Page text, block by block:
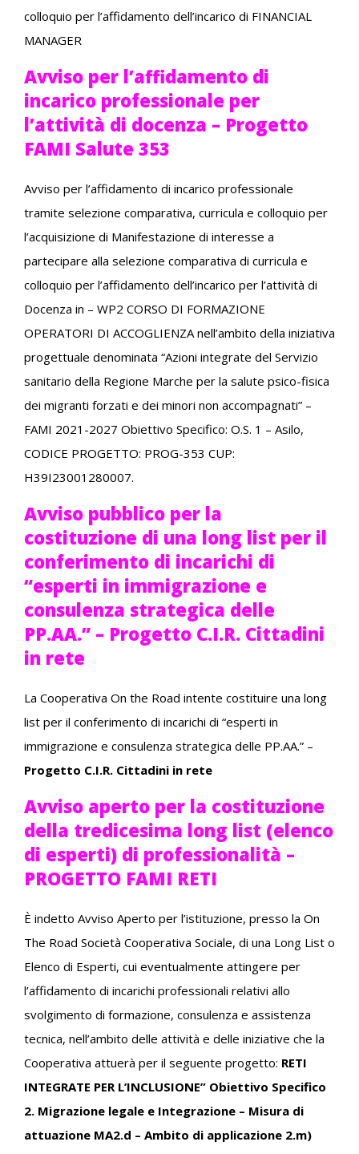
colloquio per l’affidamento dell’incarico di FINANCIAL
MANAGER
Avviso per l’affidamento di
incarico professionale per
l’attività di docenza – Progetto
FAMI Salute 353
Avviso per l’affidamento di incarico professionale
tramite selezione comparativa, curricula e colloquio per
l’acquisizione di Manifestazione di interesse a
partecipare alla selezione comparativa di curricula e
colloquio per l’affidamento dell’incarico per l’attività di
Docenza in – WP2 CORSO DI FORMAZIONE
OPERATORI DI ACCOGLIENZAnell’ambito della iniziativa
progettuale denominata “Azioni integrate del Servizio
sanitario della Regione Marche per la salute psico-fisica
dei migranti forzati e dei minori non accompagnati” –
FAMI 2021-2027 Obiettivo Specifico: O.S. 1 – Asilo,
CODICE PROGETTO: PROG-353 CUP:
H39I23001280007.
Avviso pubblico per la
costituzione di una long list per il
conferimento di incarichi di
“esperti in immigrazione e
consulenza strategica delle
PP.AA.” – Progetto C.I.R. Cittadini
in rete
La Cooperativa On the Road intente costituire una long
list per il conferimento di incarichi di “esperti in
immigrazione e consulenza strategica delle PP.AA.” –
Progetto C.I.R. Cittadini in rete
Avviso aperto per la costituzione
della tredicesima long list (elenco
di esperti) di professionalità –
PROGETTO FAMI RETI
È indetto Avviso Aperto per l’istituzione, presso la On
The Road Società Cooperativa Sociale, di una Long List o
Elenco di Esperti, cui eventualmente attingere per
l’affidamento di incarichi professionali relativi allo
svolgimento di formazione, consulenza e assistenza
tecnica, nell’ambito delle attività e delle iniziative che la
Cooperativa attuerà per il seguente progetto: RETI
INTEGRATE PER L’INCLUSIONE” Obiettivo Specifico
2. Migrazione legale e Integrazione – Misura di
attuazione MA2.d – Ambito di applicazione 2.m)